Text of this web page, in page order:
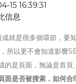
15 16:39:31
信息
就是很多個環節，要
所以更不會知道影響
的是頁面，無論是首頁
面是否被搜索，如何合